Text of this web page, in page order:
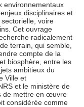
environnementaux
disciplinaires et
voire
Cet ouvrage
radicalement
terrain, qui semble,
compte de la
biosphère, entre les
ambitieux du
Ville et
et le ministère de
de mettre en œuvre
considérée comme